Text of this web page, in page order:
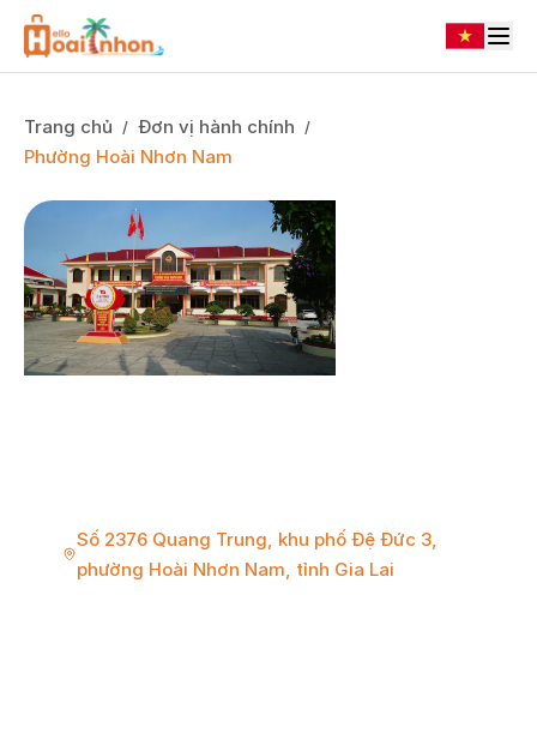
Trang chủ / Đơn vị hành chính /
Phường Hoài Nhơn Nam
Số 2376 Quang Trung, khu phố Đệ Đức 3,
phường Hoài Nhơn Nam, tỉnh Gia Lai